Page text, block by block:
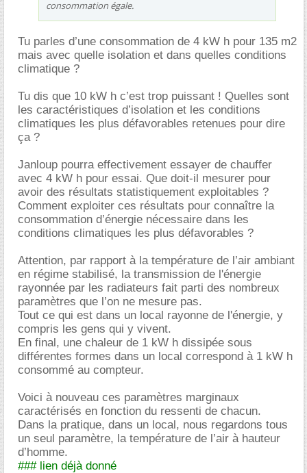
consommation égale.
Tu parles d’une consommation de 4 kW h pour 135 m2
mais avec quelle isolation et dans quelles conditions
climatique ?
Tu dis que 10 kW h c’est trop puissant ! Quelles sont
les caractéristiques d’isolation et les conditions
climatiques les plus défavorables retenues pour dire
ça ?
Janloup pourra effectivement essayer de chauffer
avec 4 kW h pour essai. Que doit-il mesurer pour
avoir des résultats statistiquement exploitables ?
Comment exploiter ces résultats pour connaître la
consommation d’énergie nécessaire dans les
conditions climatiques les plus défavorables ?
Attention, par rapport à la température de l’air ambiant
en régime stabilisé, la transmission de l'énergie
rayonnée par les radiateurs fait parti des nombreux
paramètres que l’on ne mesure pas.
Tout ce qui est dans un local rayonne de l'énergie, y
compris les gens qui y vivent.
En final, une chaleur de 1 kW h dissipée sous
différentes formes dans un local correspond à 1 kW h
consommé au compteur.
Voici à nouveau ces paramètres marginaux
caractérisés en fonction du ressenti de chacun.
Dans la pratique, dans un local, nous regardons tous
un seul paramètre, la température de l’air à hauteur
d’homme.
### lien déjà donné